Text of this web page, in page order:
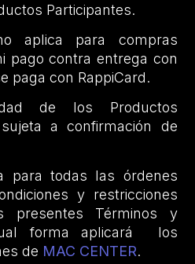
Participantes.
aplica para compras
pago contra entrega con
paga con RappiCard.
de los Productos
a confirmación de
para todas las órdenes
y restricciones
presentes Términos y
forma aplicará los
de MAC CENTER.